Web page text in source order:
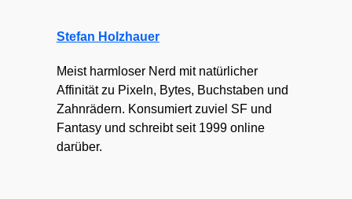
Stefan Holzhauer
Meist harmloser Nerd mit natürlicher
Affinität zu Pixeln, Bytes, Buchstaben und
Zahnrädern. Konsumiert zuviel SF und
Fantasy und schreibt seit 1999 online
darüber.